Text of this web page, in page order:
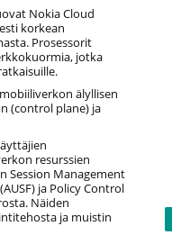
Nokia Cloud
korkean
Prosessorit
jotka
älyllisen
(control plane) ja
resurssien
Session Management
ja Policy Control
Näiden
ja muistin